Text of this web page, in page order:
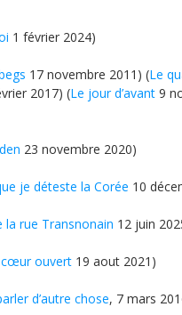
1 février 2024)
17 novembre 2011) (Le
2017) (Le jour d’avant 9
23 novembre 2020)
je déteste la Corée 10
la rue Transnonain 12 juin
cœur ouvert 19 aout 2021)
d’autre chose, 7 mars